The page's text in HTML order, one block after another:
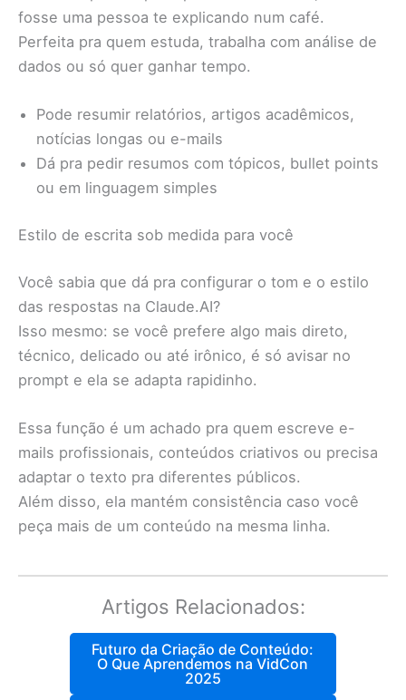
fosse uma pessoa te explicando num café.
Perfeita pra quem estuda, trabalha com análise de
dados ou só quer ganhar tempo.
Pode resumir relatórios, artigos acadêmicos,
notícias longas ou e-mails
Dá pra pedir resumos com tópicos, bullet points
ou em linguagem simples
Estilo de escrita sob medida para você
Você sabia que dá pra configurar o tom e o estilo
das respostas na Claude.AI?
Isso mesmo: se você prefere algo mais direto,
técnico, delicado ou até irônico, é só avisar no
prompt e ela se adapta rapidinho.
Essa função é um achado pra quem escreve e-
mails profissionais, conteúdos criativos ou precisa
adaptar o texto pra diferentes públicos.
Além disso, ela mantém consistência caso você
peça mais de um conteúdo na mesma linha.
Artigos Relacionados:
Futuro da Criação de Conteúdo:
O Que Aprendemos na VidCon
2025